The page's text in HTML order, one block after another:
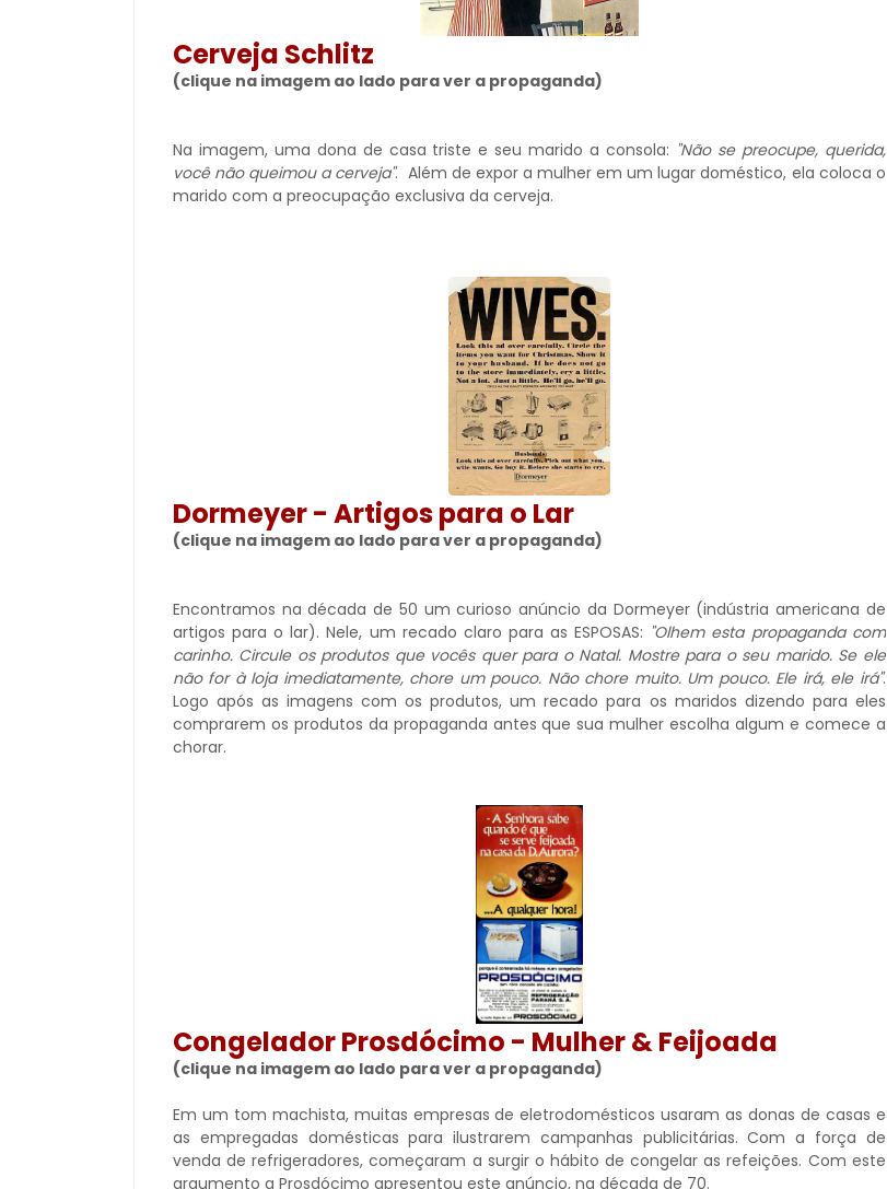
Cerveja Schlitz
(clique na imagem ao lado para ver a propaganda)
Na imagem, uma dona de casa triste e seu marido a consola: "Não se preocupe, querida,
você não queimou a cerveja". Além de expor a mulher em um lugar doméstico, ela coloca o
marido com a preocupação exclusiva da cerveja.
Dormeyer - Artigos para o Lar
(clique na imagem ao lado para ver a propaganda)
Encontramos na década de 50 um curioso anúncio da Dormeyer (indústria americana de
artigos para o lar). Nele, um recado claro para as ESPOSAS: "Olhem esta propaganda com
carinho. Circule os produtos que vocês quer para o Natal. Mostre para o seu marido. Se ele
não for à loja imediatamente, chore um pouco. Não chore muito. Um pouco. Ele irá, ele irá".
Logo após as imagens com os produtos, um recado para os maridos dizendo para eles
comprarem os produtos da propaganda antes que sua mulher escolha algum e comece a
chorar.
Congelador Prosdócimo - Mulher & Feijoada
(clique na imagem ao lado para ver a propaganda)
Em um tom machista, muitas empresas de eletrodomésticos usaram as donas de casas e
as empregadas domésticas para ilustrarem campanhas publicitárias. Com a força de
venda de refrigeradores, começaram a surgir o hábito de congelar as refeições. Com este
argumento a Prosdócimo apresentou este anúncio, na década de 70.